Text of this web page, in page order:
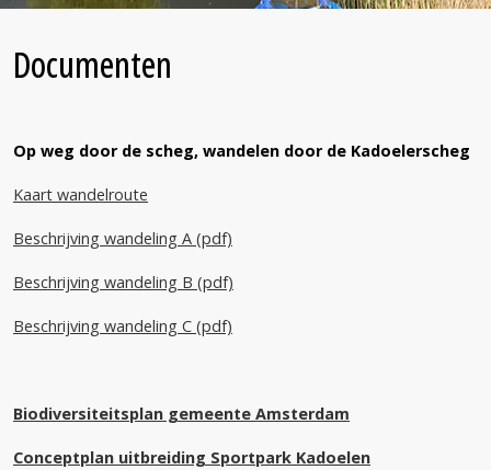
Documenten
Op weg door de scheg, wandelen door de Kadoelerscheg
Kaart wandelroute
Beschrijving wandeling A (pdf)
Beschrijving wandeling B (pdf)
Beschrijving wandeling C (pdf)
Biodiversiteitsplan gemeente Amsterdam
Conceptplan uitbreiding Sportpark Kadoelen